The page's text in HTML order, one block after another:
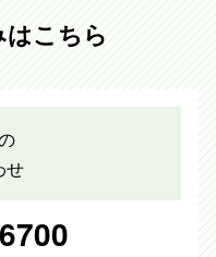
こちら
せ